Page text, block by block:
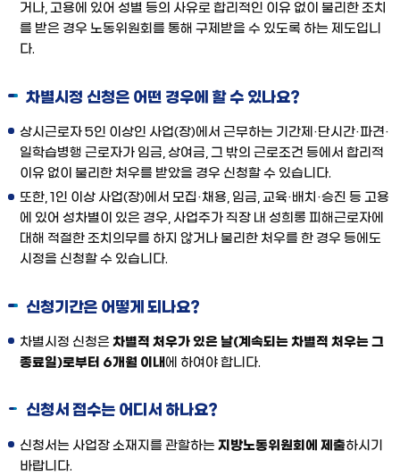
거나, 고용에 있어 성별 등의 사유로 합리적인 이유 없이 불리한 조치
를 받은 경우 노동위원회를 통해 구제받을 수 있도록 하는 제도입니
다.
차별시정 신청은 어떤 경우에 할 수 있나요?
상시근로자 5인 이상인 사업(장)에서 근무하는 기간제·단시간·파견·
일학습병행 근로자가 임금, 상여금, 그 밖의 근로조건 등에서 합리적
이유 없이 불리한 처우를 받았을 경우 신청할 수 있습니다.
또한, 1인 이상 사업(장)에서 모집·채용, 임금, 교육·배치·승진 등 고용
에 있어 성차별이 있은 경우, 사업주가 직장 내 성희롱 피해근로자에
대해 적절한 조치의무를 하지 않거나 불리한 처우를 한 경우 등에도
시정을 신청할 수 있습니다.
신청기간은 어떻게 되나요?
차별시정 신청은차별적 처우가 있은 날(계속되는 차별적 처우는 그
종료일)로부터 6개월 이내 에 하여야 합니다.
신청서 접수는 어디서 하나요?
신청서는 사업장 소재지를 관할하는지방노동위원회에 제출하시기
바랍니다.